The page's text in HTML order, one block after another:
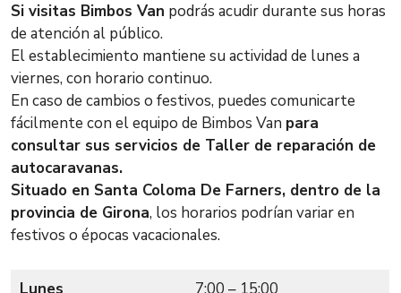
Si visitas Bimbos Van podrás acudir durante sus horas
de atención al público.
El establecimiento mantiene su actividad de lunes a
viernes, con horario continuo.
En caso de cambios o festivos, puedes comunicarte
fácilmente con el equipo de Bimbos Van para
consultar sus servicios de Taller de reparación de
autocaravanas.
Situado en Santa Coloma De Farners, dentro de la
provincia de Girona, los horarios podrían variar en
festivos o épocas vacacionales.
Lunes
7:00 – 15:00